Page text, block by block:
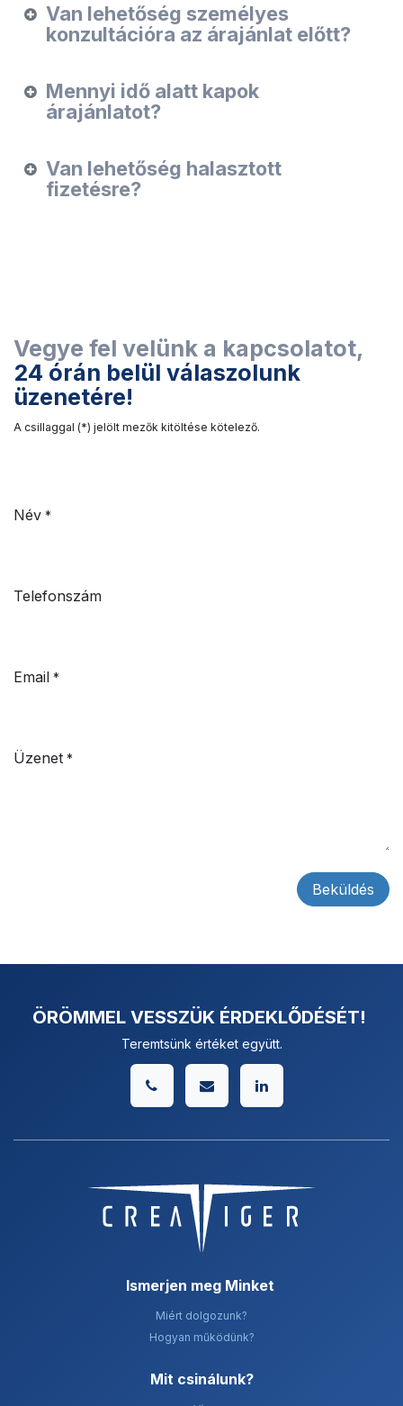
Van lehetőség személyes
konzultációra az árajánlat előtt?
Mennyi idő alatt kapok
árajánlatot?
Van lehetőség halasztott
fizetésre?
Vegye fel velünk a kapcsolatot, ​
24 órán belül válaszolunk
üzenetére!
A csillaggal (*) jelölt mezők kitöltése kötelező.
Név *
Telefonszám
Email *
Üzenet *
Beküldés
ÖRÖMMEL VESSZÜK ÉRDEKLŐDÉSÉT!
Teremtsünk értéket együtt.
Ismerjen meg Minket
Miért dolgozunk?
Hogyan működünk?
Mit csinálunk? ​